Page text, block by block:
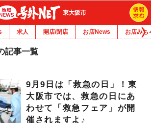
東大阪市
求人 開店/閉店 お店News お店みち
記事一覧
9月9日は「救急の日」！東
大阪市では、救急の日にあ
わせて「救急フェア」が開
催されますよ♪